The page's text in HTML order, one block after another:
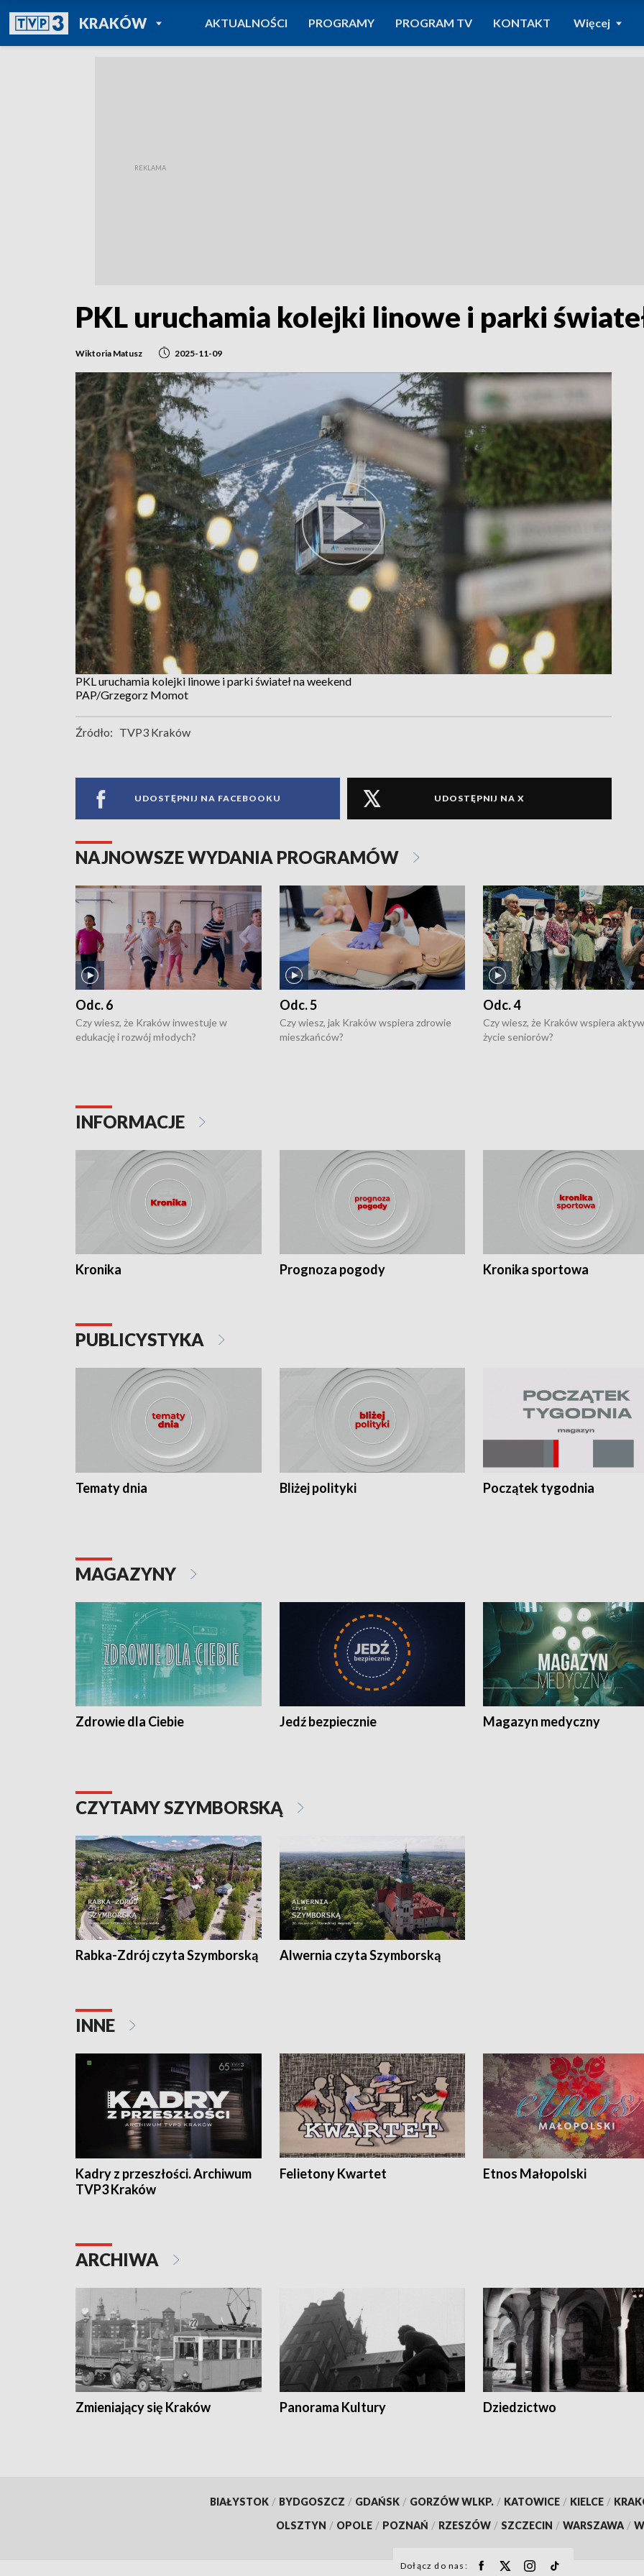
KRAKÓWPOWRÓT DO
TVP REGIONY
AKTUALNOŚCI PROGRAMY PROGRAM TV KONTAKT Więcej
PKL uruchamia kolejki linowe i parki
Wiktoria Matusz 2025-11-09
PKL uruchamia kolejki linowe i parki świateł na weekend
PAP/Grzegorz Momot
Źródło: TVP3 Kraków
UDOSTĘPNIJ NA FACEBOOKU UDOSTĘPNIJ NA X
NAJNOWSZE WYDANIA PROGRAMÓW
Odc. 6
Czy wiesz, że Kraków inwestuje w
edukację i rozwój młodych?
Odc. 5
Czy wiesz, jak Kraków wspiera zdrowie
mieszkańców?
Odc. 4
Czy wiesz, że Kraków wspiera
życie seniorów?
INFORMACJE
Kronika Prognoza pogody Kronika sportowa
PUBLICYSTYKA
Tematy dnia Bliżej polityki Początek tygodnia
MAGAZYNY
Zdrowie dla Ciebie Jedź bezpiecznie Magazyn medyczny
CZYTAMY SZYMBORSKĄ
Rabka-Zdrój czyta Szymborską Alwernia czyta Szymborską
INNE
Kadry z przeszłości. Archiwum
TVP3 Kraków
Felietony Kwartet Etnos Małopolski
ARCHIWA
Zmieniający się Kraków Panorama Kultury Dziedzictwo
BIAŁYSTOK / BYDGOSZCZ / GDAŃSK / GORZÓW WLKP. / KATOWICE / KIELCE /
OLSZTYN / OPOLE / POZNAŃ / RZESZÓW / SZCZECIN / WARSZAWA /
Dołącz do nas: